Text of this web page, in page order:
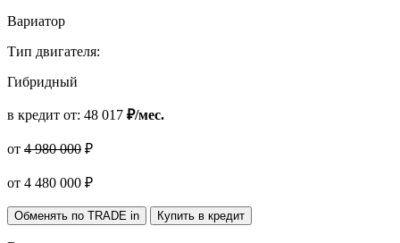
Вариатор
Тип двигателя:
Гибридный
в кредит от: 48 017 ₽/мес.
от 4 980 000 ₽
от 4 480 000 ₽
Обменять по TRADE in Купить в кредит